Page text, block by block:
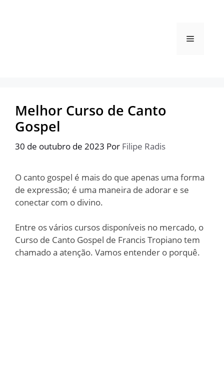
Menu
Melhor Curso de Canto
Gospel
30 de outubro de 2023 Por Filipe Radis
O canto gospel é mais do que apenas uma forma
de expressão; é uma maneira de adorar e se
conectar com o divino.
Entre os vários cursos disponíveis no mercado, o
Curso de Canto Gospel de Francis Tropiano tem
chamado a atenção. Vamos entender o porquê.